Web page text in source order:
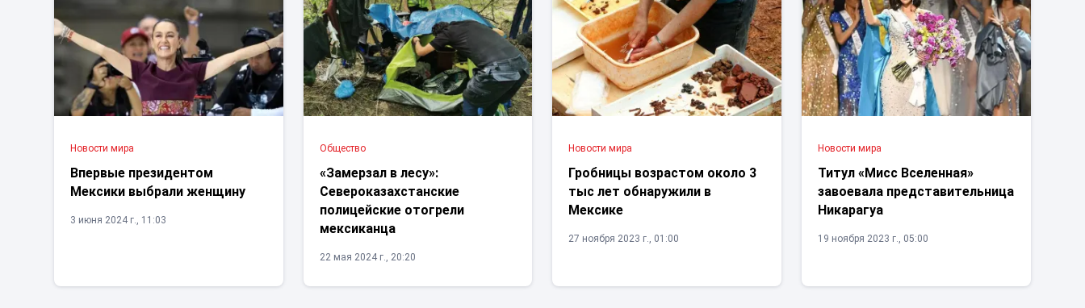
Новости мира
Впервые президентом
Мексики выбрали женщину
3 июня 2024 г., 11:03
Общество
«Замерзал в лесу»:
Североказахстанские
полицейские отогрели
мексиканца
22 мая 2024 г., 20:20
Новости мира
Гробницы возрастом около 3
тыс лет обнаружили в
Мексике
27 ноября 2023 г., 01:00
Новости мира
Титул «Мисс Вселенная»
завоевала представительница
Никарагуа
19 ноября 2023 г., 05:00